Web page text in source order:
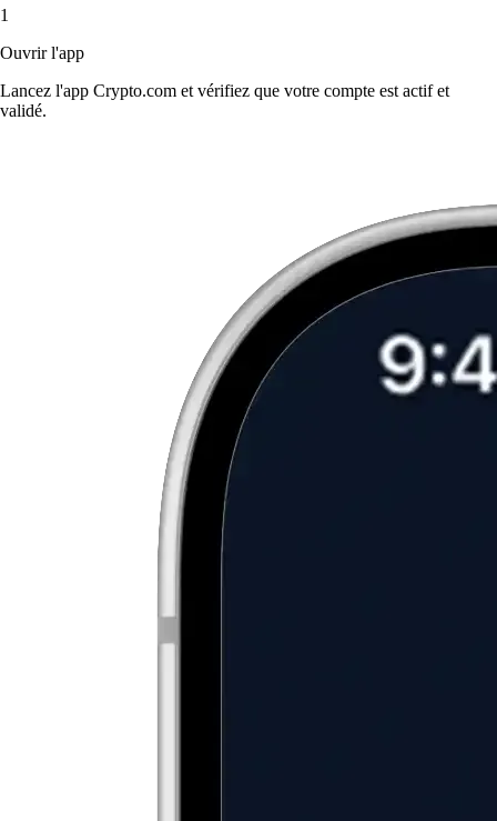
1
Ouvrir l'app
Lancez l'app Crypto.com et vérifiez que votre compte est actif et
validé.